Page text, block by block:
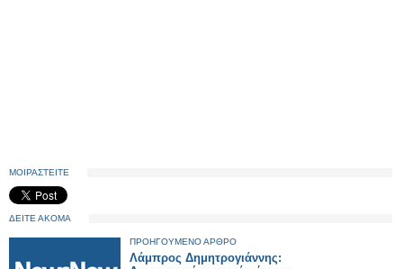
ΜΟΙΡΑΣΤΕΙΤΕ
ΔΕΙΤΕ ΑΚΟΜΑ
ΠΡΟΗΓΟΥΜΕΝΟ ΑΡΘΡΟ
Λάμπρος Δημητρογιάννης: